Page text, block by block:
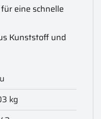
für eine schnelle
Kunststoff und
kg